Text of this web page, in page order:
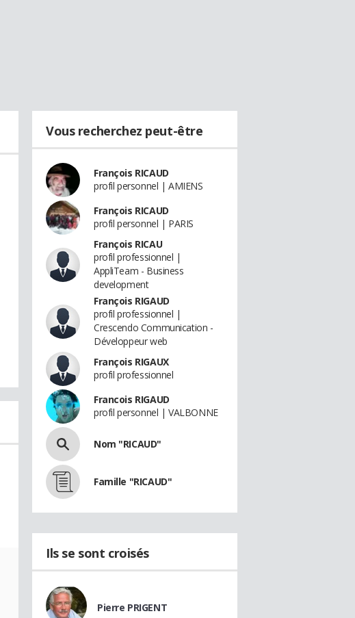
Vous recherchez peut-être
François RICAUD
profil personnel | AMIENS
François RICAUD
profil personnel | PARIS
François RICAU
profil professionnel |
AppliTeam - Business
development
François RIGAUD
profil professionnel |
Crescendo Communication -
Développeur web
François RIGAUX
profil professionnel
Francois RIGAUD
profil personnel | VALBONNE
Nom "RICAUD"
Famille "RICAUD"
Ils se sont croisés
Pierre PRIGENT